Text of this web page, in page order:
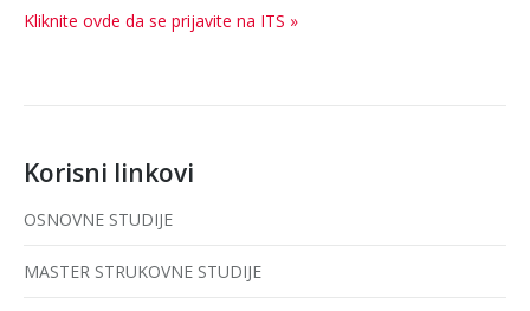
Kliknite ovde da se prijavite na ITS »
Korisni linkovi
OSNOVNE STUDIJE
MASTER STRUKOVNE STUDIJE